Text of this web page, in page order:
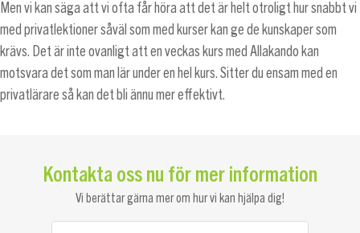
Men vi kan säga att vi ofta får höra att det är helt otroligt hur snabbt vi
med privatlektioner såväl som med kurser kan ge de kunskaper som
krävs. Det är inte ovanligt att en veckas kurs med Allakando kan
motsvara det som man lär under en hel kurs. Sitter du ensam med en
privatlärare så kan det bli ännu mer effektivt.
Kontakta oss nu för mer information
Vi berättar gärna mer om hur vi kan hjälpa dig!